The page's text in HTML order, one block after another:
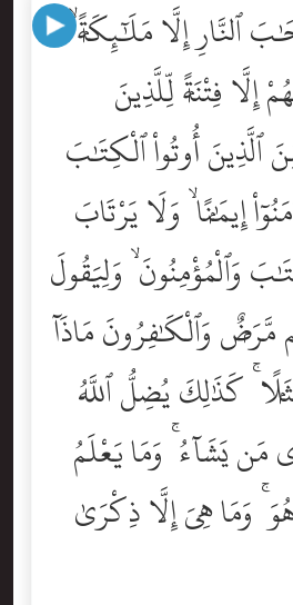
ٱلنَّارِ إِلَّا مَلَٰٓئِكَةًۭ
إِلَّا فِتْنَةًۭ لِّلَّذِينَ
ٱلَّذِينَ أُوتُواْ ٱلْكِتَٰبَ
إِيمَٰنًۭا ۙ وَلَا يَرْتَابَ
وَٱلْمُؤْمِنُونَ ۙ وَلِيَقُولَ
مَّرَضٌۭ وَٱلْكَٰفِرُونَ مَاذَآ
كَذَٰلِكَ يُضِلُّ ٱللَّهُ
مَن يَشَآءُ ۚ وَمَا يَعْلَمُ
وَمَا هِىَ إِلَّا ذِكْرَىٰ